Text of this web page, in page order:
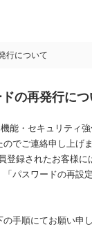
行について
の再発行につ
能・セキュリティ
でご連絡申し上げま
登録されたお客様に
パスワードの再設
手順にてお願い申し